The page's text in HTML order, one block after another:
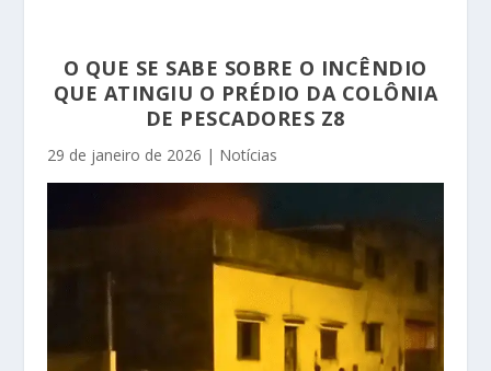
O QUE SE SABE SOBRE O INCÊNDIO
QUE ATINGIU O PRÉDIO DA COLÔNIA
DE PESCADORES Z8
29 de janeiro de 2026 | Notícias